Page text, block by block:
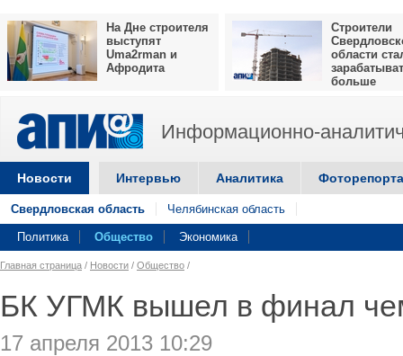
На Дне строителя
выступят
Uma2rman и
Афродита
Строители
области
больше
Информационно-
Новости Интервью Аналитика
Свердловская область Челябинская область
Политика Общество Экономика
Главная страница / Новости / Общество /
БК УГМК вышел в финал
17 апреля 2013 10:29